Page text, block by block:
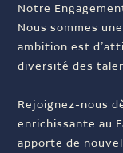
Notre
Nous sommes
ambition est
diversité des
Rejoignez-nous
enrichissante au
apporte de